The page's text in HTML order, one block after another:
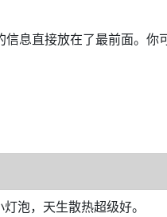
息直接放在了最前面。你
泡，天生散热超级好。